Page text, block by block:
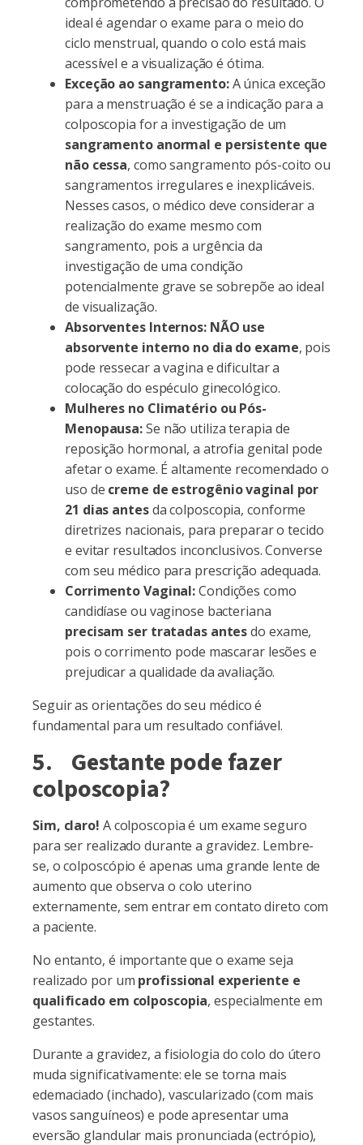
ideal é agendar o exame para o meio do
ciclo menstrual, quando o colo está mais
acessível e a visualização é ótima.
Exceção ao sangramento:A única exceção
para a menstruação é se a indicação para a
colposcopia for a investigação de um
sangramento anormal e persistente que
não cessa, como sangramento pós-coito ou
sangramentos irregulares e inexplicáveis.
Nesses casos, o médico deve considerar a
realização do exame mesmo com
sangramento, pois a urgência da
investigação de uma condição
potencialmente grave se sobrepõe ao ideal
de visualização.
Absorventes Internos: NÃO use
absorvente interno no dia do exame, pois
pode ressecar a vagina e dificultar a
colocação do espéculo ginecológico.
Mulheres no Climatério ou Pós-
Menopausa:Se não utiliza terapia de
reposição hormonal, a atrofia genital pode
afetar o exame. É altamente recomendado o
uso de creme de estrogênio vaginal por
21 dias antesda colposcopia, conforme
diretrizes nacionais, para preparar o tecido
e evitar resultados inconclusivos. Converse
com seu médico para prescrição adequada.
Corrimento Vaginal:Condições como
candidíase ou vaginose bacteriana
precisam ser tratadas antesdo exame,
pois o corrimento pode mascarar lesões e
prejudicar a qualidade da avaliação.
Seguir as orientações do seu médico é
fundamental para um resultado confiável.
5. Gestante pode fazer
colposcopia?
Sim, claro! A colposcopia é um exame seguro
para ser realizado durante a gravidez. Lembre-
se, o colposcópio é apenas uma grande lente de
aumento que observa o colo uterino
externamente, sem entrar em contato direto com
a paciente.
No entanto, é importante que o exame seja
realizado por um profissional experiente e
qualificado em colposcopia, especialmente em
gestantes.
Durante a gravidez, a fisiologia do colo do útero
muda significativamente: ele se torna mais
edemaciado (inchado), vascularizado (com mais
vasos sanguíneos) e pode apresentar uma
eversão glandular mais pronunciada (ectrópio),